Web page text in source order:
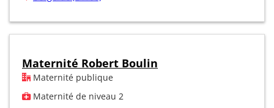
Maternité Robert Boulin
Maternité publique
Maternité de niveau 2